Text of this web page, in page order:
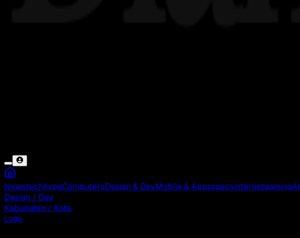
NewstechhypeComputers Design & Dev Mobile & AppsspecsinternetgamingAI
Design / Dev
Kabupaten / Kota
Logo